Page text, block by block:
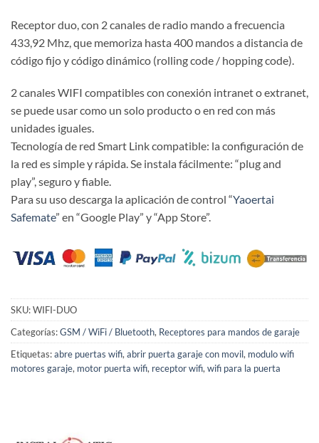
Receptor duo, con 2 canales de radio mando a frecuencia
433,92 Mhz, que memoriza hasta 400 mandos a distancia de
código fijo y código dinámico (rolling code / hopping code).
2 canales WIFI compatibles con conexión intranet o extranet,
se puede usar como un solo producto o en red con más
unidades iguales.
Tecnología de red Smart Link compatible: la configuración de
la red es simple y rápida. Se instala fácilmente: “plug and
play”, seguro y fiable.
Para su uso descarga la aplicación de control “Yaoertai
Safemate” en “Google Play” y “App Store”.
SKU:WIFI-DUO
Categorías:GSM / WiFi / Bluetooth, Receptores para mandos de garaje
Etiquetas:abre puertas wifi, abrir puerta garaje con movil, modulo wifi
motores garaje, motor puerta wifi, receptor wifi, wifi para la puerta